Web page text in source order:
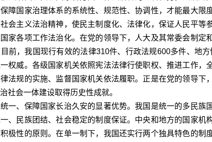
障国家治理体系的系统性、规范性、协调性，才能最大限
会主义法治精神，使民主制度化、法律化，保证人民平等
家各项工作法治化。在党的领导下，人大及其常委会制定
前，我国现行有效的法律310件、行政法规600多件、地
权威。各级国家机关依照宪法法律行使职权、推进工作，
法规的实施、监督国家机关依法履职。正是在党的领导下
社会一体建设取得历史性成就。
、保障国家长治久安的显著优势。我国是统一的多民族
、民族团结、社会稳定的制度保证。中央和地方的国家机
极性的原则。在单一制下，我国还实行两个独具特色的制